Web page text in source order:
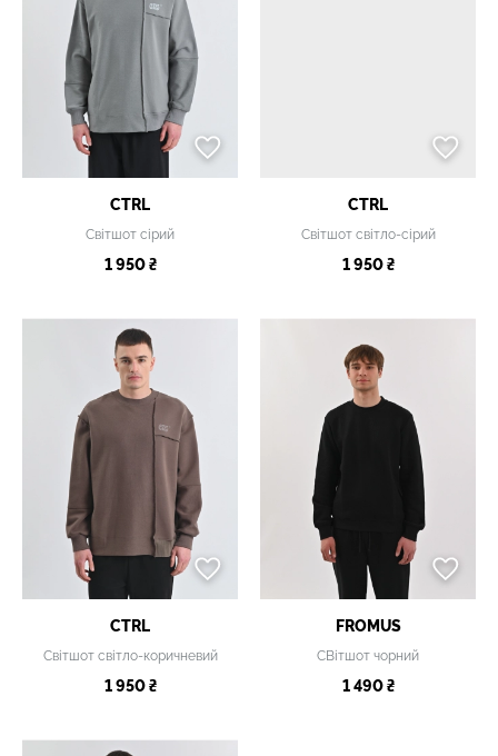
CTRL
Світшот сірий
1 950 ₴
CTRL
Світшот світло-сірий
1 950 ₴
CTRL
Світшот світло-коричневий
1 950 ₴
FROMUS
СВітшот чорний
1 490 ₴